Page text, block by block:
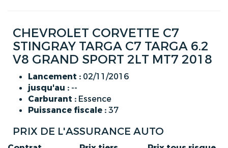
CHEVROLET CORVETTE C7
STINGRAY TARGA C7 TARGA 6.2
V8 GRAND SPORT 2LT MT7 2018
Lancement : 02/11/2016
jusqu'au : --
Carburant : Essence
Puissance fiscale :37
PRIX DE L'ASSURANCE AUTO